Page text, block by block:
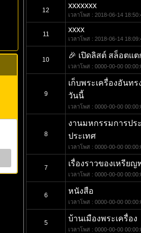
12
xxxxxxx
เวลาโพส : 2018-06-14
11
xxxx
เวลาโพส : 2018-06-14
10 🎉 เปิดลิสต์ สล็อตแ
เวลาโพส : 0000-00-00
9
เก็บพระเครื่องอันท
วันนี้
เวลาโพส : 0000-00-00
8
งานมหกรรมการปร
ประเทศ
เวลาโพส : 0000-00-00
7 เรื่องราวของเหรียญ
เวลาโพส : 0000-00-00
6 หนังสือ
เวลาโพส : 0000-00-00
5 บ้านเมืองพระเครื่อง
เวลาโพส : 0000-00-00